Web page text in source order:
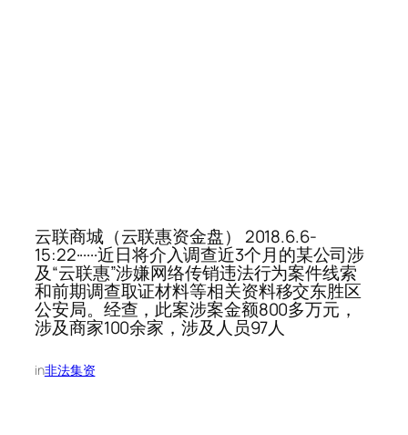
云联商城（云联惠资金盘） 2018.6.6-
15:22······近日将介入调查近3个月的某公司涉
及“云联惠”涉嫌网络传销违法行为案件线索
和前期调查取证材料等相关资料移交东胜区
公安局。经查，此案涉案金额800多万元，
涉及商家100余家，涉及人员97人
in非法集资